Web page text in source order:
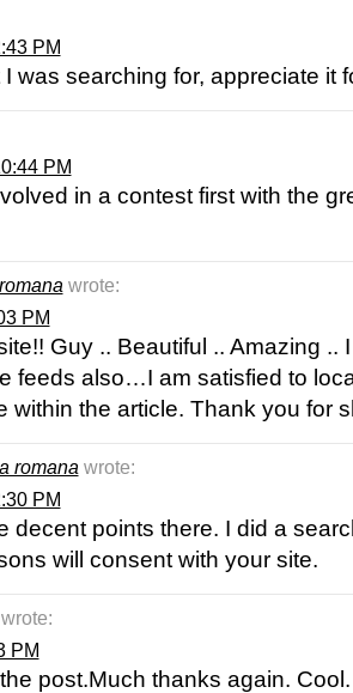
PM
was searching for, appreciate it
PM
in a contest first with the
wrote:
PM
Guy .. Beautiful .. Amazing ..
feeds also…I am satisfied to
within the article. Thank you for
romana wrote:
PM
decent points there. I did a
will consent with your site.
wrote:
PM
post.Much thanks again. Cool.